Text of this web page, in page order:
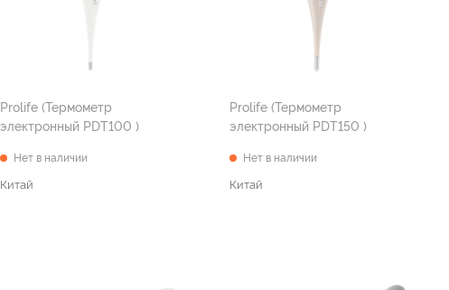
Prolife (Термометр
электронный PDT100 )
Нет в наличии
Китай
Prolife (Термометр
электронный PDT150 )
Нет в наличии
Китай